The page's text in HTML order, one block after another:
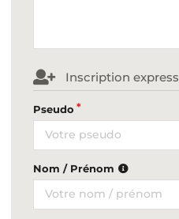
Inscription express
Pseudo
Nom / Prénom